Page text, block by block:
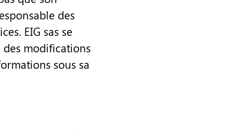
des
EIG sas se
modifications
sous sa